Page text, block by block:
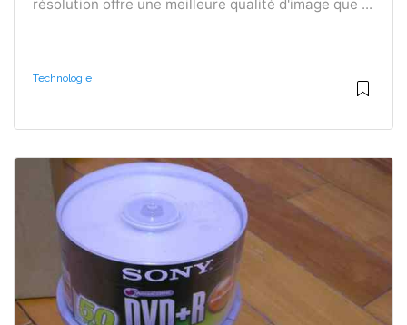
résolution offre une meilleure qualité d'image que ...
Technologie